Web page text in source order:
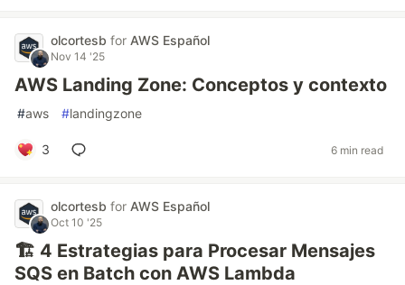
olcortesb for AWS Español
Nov 14 '25
AWS Landing Zone: Conceptos y contexto
#aws #landingzone
3 6 min read
olcortesb for AWS Español
Oct 10 '25
🏗️ 4 Estrategias para Procesar Mensajes
SQS en Batch con AWS Lambda